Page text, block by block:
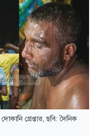
গ্রেপ্তার, ছবি: দৈনিক